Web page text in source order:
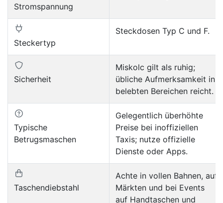
Stromspannung
Steckertyp
Steckdosen Typ C und F.
Sicherheit
Miskolc gilt als ruhig;
übliche Aufmerksamkeit in
belebten Bereichen reicht.
Typische
Betrugsmaschen
Gelegentlich überhöhte
Preise bei inoffiziellen
Taxis; nutze offizielle
Dienste oder Apps.
Taschendiebstahl
Achte in vollen Bahnen, auf
Märkten und bei Events
auf Handtaschen und